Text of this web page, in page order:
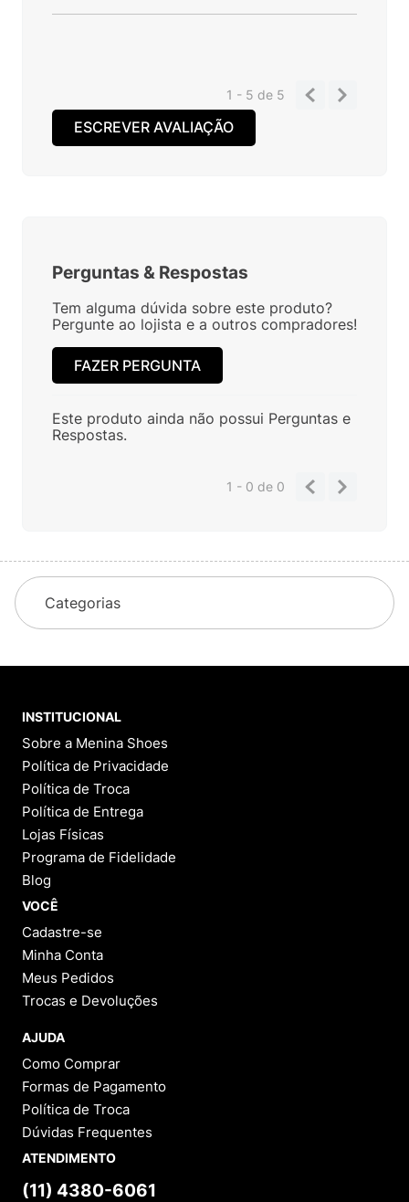
1 - 5de 5
ESCREVER AVALIAÇÃO
Perguntas & Respostas
Tem alguma dúvida sobre este produto?
Pergunte ao lojista e a outros compradores!
FAZER PERGUNTA
Este produto ainda não possui Perguntas e
Respostas.
1 - 0de 0
Categorias
INSTITUCIONAL
Sobre a Menina Shoes
Política de Privacidade
Política de Troca
Política de Entrega
Lojas Físicas
Programa de Fidelidade
Blog
VOCÊ
Cadastre-se
Minha Conta
Meus Pedidos
Trocas e Devoluções
AJUDA
Como Comprar
Formas de Pagamento
Política de Troca
Dúvidas Frequentes
ATENDIMENTO
(11) 4380-6061